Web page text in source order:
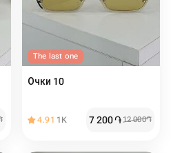
The last one
Очки 10
4.91 1K 7 200֏12 000֏